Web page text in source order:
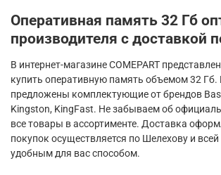
Оперативная память 32 Гб
производителя с доставкой
В интернет-магазине COMEPART
купить оперативную память объемом 32 Гб.
предложены комплектующие от брендов
Kingston, KingFast. Не забываем об
все товары в ассортименте. Доставка
покупок осуществляется по Шелехову и
удобным для вас способом.